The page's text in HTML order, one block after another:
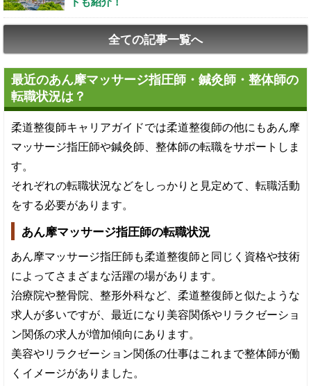
全ての記事一覧へ
最近のあん摩マッサージ指圧師・鍼灸師・整体師の
転職状況は？
柔道整復師キャリアガイドでは柔道整復師の他にもあん摩
マッサージ指圧師や鍼灸師、整体師の転職をサポートしま
す。
それぞれの転職状況などをしっかりと見定めて、転職活動
をする必要があります。
あん摩マッサージ指圧師の転職状況
あん摩マッサージ指圧師も柔道整復師と同じく資格や技術
によってさまざまな活躍の場があります。
治療院や整骨院、整形外科など、柔道整復師と似たような
求人が多いですが、最近になり美容関係やリラクゼーショ
ン関係の求人が増加傾向にあります。
美容やリラクゼーション関係の仕事はこれまで整体師が働
くイメージがありました。